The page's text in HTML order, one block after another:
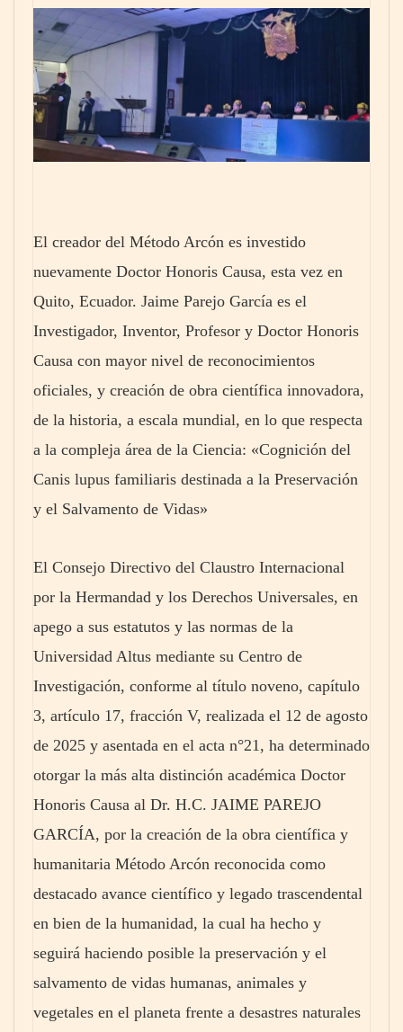
El creador del Método Arcón es investido
nuevamente Doctor Honoris Causa, esta vez en
Quito, Ecuador. Jaime Parejo García es el
Investigador, Inventor, Profesor y Doctor Honoris
Causa con mayor nivel de reconocimientos
oficiales, y creación de obra científica innovadora,
de la historia, a escala mundial, en lo que respecta
a la compleja área de la Ciencia: «Cognición del
Canis lupus familiaris destinada a la Preservación
y el Salvamento de Vidas»
El Consejo Directivo del Claustro Internacional
por la Hermandad y los Derechos Universales, en
apego a sus estatutos y las normas de la
Universidad Altus mediante su Centro de
Investigación, conforme al título noveno, capítulo
3, artículo 17, fracción V, realizada el 12 de agosto
de 2025 y asentada en el acta n°21, ha determinado
otorgar la más alta distinción académica Doctor
Honoris Causa al Dr. H.C. JAIME PAREJO
GARCÍA, por la creación de la obra científica y
humanitaria Método Arcón reconocida como
destacado avance científico y legado trascendental
en bien de la humanidad, la cual ha hecho y
seguirá haciendo posible la preservación y el
salvamento de vidas humanas, animales y
vegetales en el planeta frente a desastres naturales